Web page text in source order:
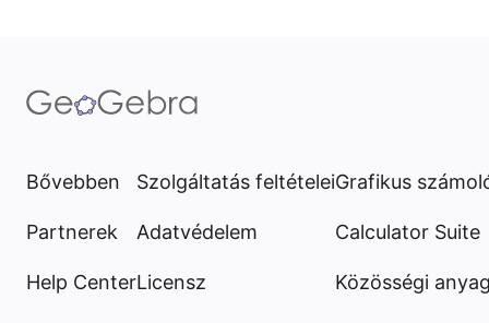
Bővebben
Partnerek
Help Center
Szolgáltatás feltételei
Adatvédelem
Licensz
Grafikus
Calculator Suite
Közösségi